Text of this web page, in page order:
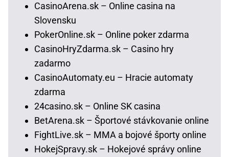
CasinoArena.sk – Online casina na
Slovensku
PokerOnline.sk – Online poker zdarma
CasinoHryZdarma.sk – Casino hry
zadarmo
CasinoAutomaty.eu – Hracie automaty
zdarma
24casino.sk – Online SK casina
BetArena.sk – Športové stávkovanie online
FightLive.sk – MMA a bojové športy online
HokejSpravy.sk – Hokejové správy online